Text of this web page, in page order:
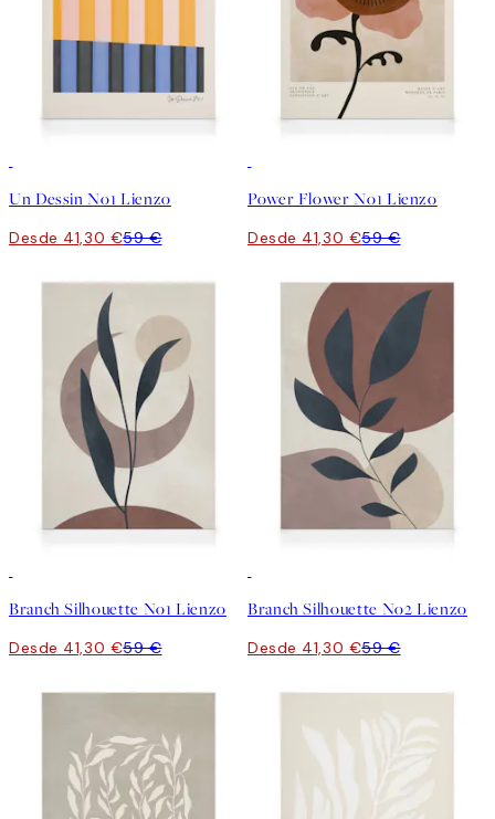
Un Dessin No1 Lienzo
Desde 41,30 €59 €
Power Flower No1 Lienzo
Desde 41,30 €59 €
Branch Silhouette No1 Lienzo
Desde 41,30 €59 €
Branch Silhouette No2 Lienzo
Desde 41,30 €59 €